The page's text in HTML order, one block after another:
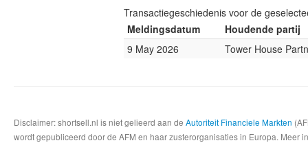
Transactiegeschiedenis voor de
Meldingsdatum
Houdende partij
9 May 2026
Tower House
Disclaimer: shortsell.nl is niet gelieerd aan de Autoriteit Financiele Markten
wordt gepubliceerd door de AFM en haar zusterorganisaties in Europa.